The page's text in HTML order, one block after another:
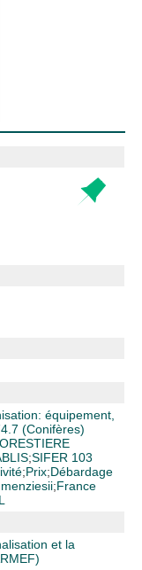
équipement,
(Conifères)
;SIFER 103
;Prix;Débardage
;France
et la